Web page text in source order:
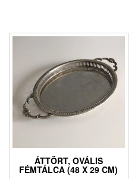
ÁTTÖRT, OVÁLIS
FÉMTÁLCA (48 X 29 CM)